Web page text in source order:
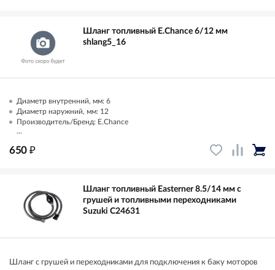
Шланг топливный E.Chance 6/12 мм
shlang5_16
Диаметр внутренний, мм: 6
Диаметр наружний, мм: 12
Производитель/Бренд: E.Chance
...
650 ₽
Шланг топливный Easterner 8.5/14 мм с
грушей и топливными переходниками
Suzuki C24631
Шланг с грушей и переходниками для подключения к баку моторов